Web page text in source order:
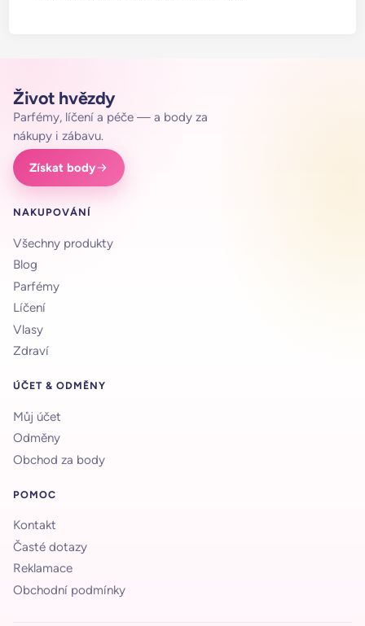
Život hvězdy
Parfémy, líčení a péče — a body za
nákupy i zábavu.
Získat body
NAKUPOVÁNÍ
Všechny produkty
Blog
Parfémy
Líčení
Vlasy
Zdraví
ÚČET & ODMĚNY
Můj účet
Odměny
Obchod za body
POMOC
Kontakt
Časté dotazy
Reklamace
Obchodní podmínky